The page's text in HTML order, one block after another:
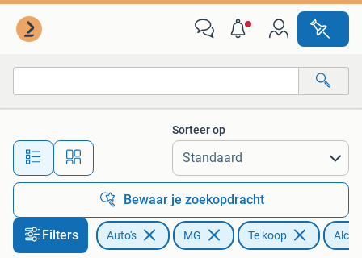
Alle afstanden…
Sorteer op
Bewaar je zoekopdracht
Filters Auto's MG Te koop